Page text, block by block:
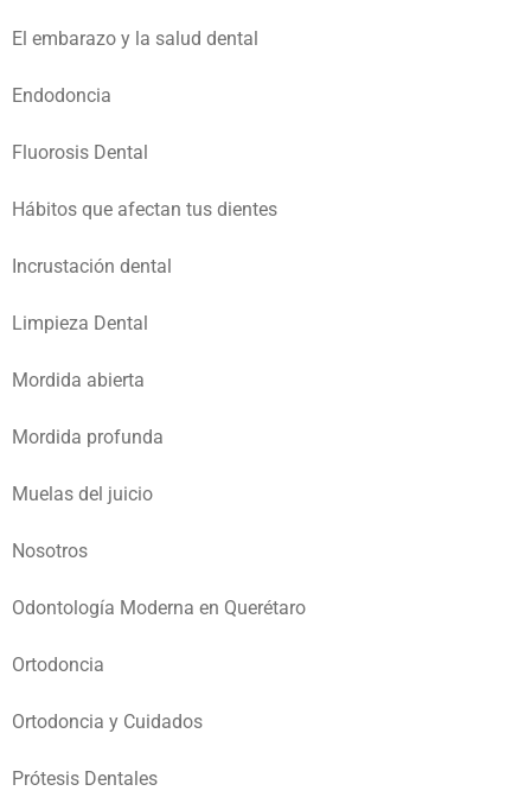
El embarazo y la salud dental
Endodoncia
Fluorosis Dental
Hábitos que afectan tus dientes
Incrustación dental
Limpieza Dental
Mordida abierta
Mordida profunda
Muelas del juicio
Nosotros
Odontología Moderna en Querétaro
Ortodoncia
Ortodoncia y Cuidados
Prótesis Dentales